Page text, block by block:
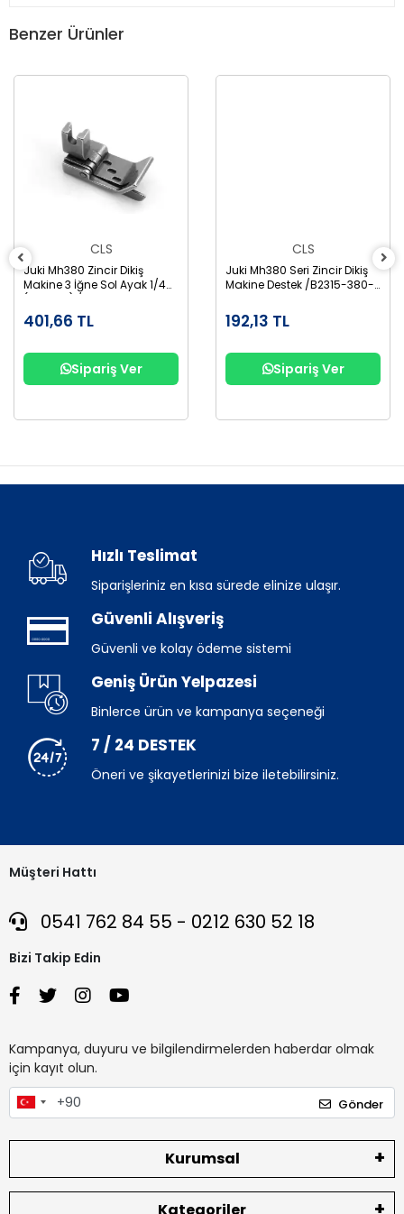
Benzer Ürünler
CLS
Juki Mh380 Zincir Dikiş
Makine 3 İğne Sol Ayak 1/4
(6,3 mm) /MH380-3-Sol
401,66 TL
Sipariş Ver
CLS
Juki Mh380 Seri Zincir Dikiş
Makine Destek /B2315-380-
192,13 TL
Sipariş Ver
Hızlı Teslimat
Siparişleriniz en kısa sürede elinize ulaşır.
Güvenli Alışveriş
Güvenli ve kolay ödeme sistemi
Geniş Ürün Yelpazesi
Binlerce ürün ve kampanya seçeneği
7 / 24 DESTEK
Öneri ve şikayetlerinizi bize iletebilirsiniz.
Müşteri Hattı
0541 762 84 55 - 0212 630 52 18
Bizi Takip Edin
Kampanya, duyuru ve bilgilendirmelerden haberdar olmak
için kayıt olun.
Gönder
Kurumsal